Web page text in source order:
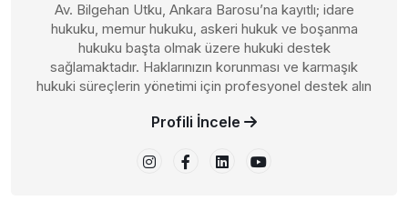
Av. Bilgehan Utku, Ankara Barosu’na kayıtlı; idare
hukuku, memur hukuku, askeri hukuk ve boşanma
hukuku başta olmak üzere hukuki destek
sağlamaktadır. Haklarınızın korunması ve karmaşık
hukuki süreçlerin yönetimi için profesyonel destek alın
Profili İncele